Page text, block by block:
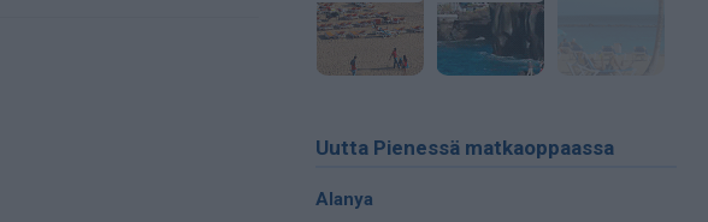
Uutta Pienessä matkaoppaassa
Alanya